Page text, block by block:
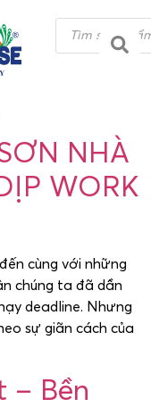
NHÀ
WORK
cùng với những
chúng ta đã dần
deadline. Nhưng
sự giãn cách của
– Bền